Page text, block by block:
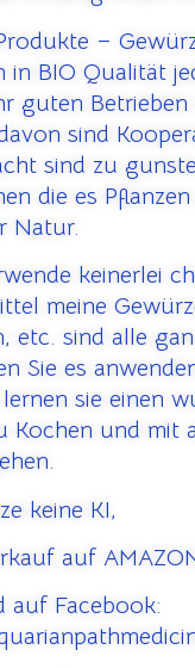
–
in BIO Qualität
guten
sind
sind zu
die es
Natur.
keinerlei
meine
etc. sind alle
Sie es
sie einen
Kochen und mit
keine KI,
auf
auf Facebook: